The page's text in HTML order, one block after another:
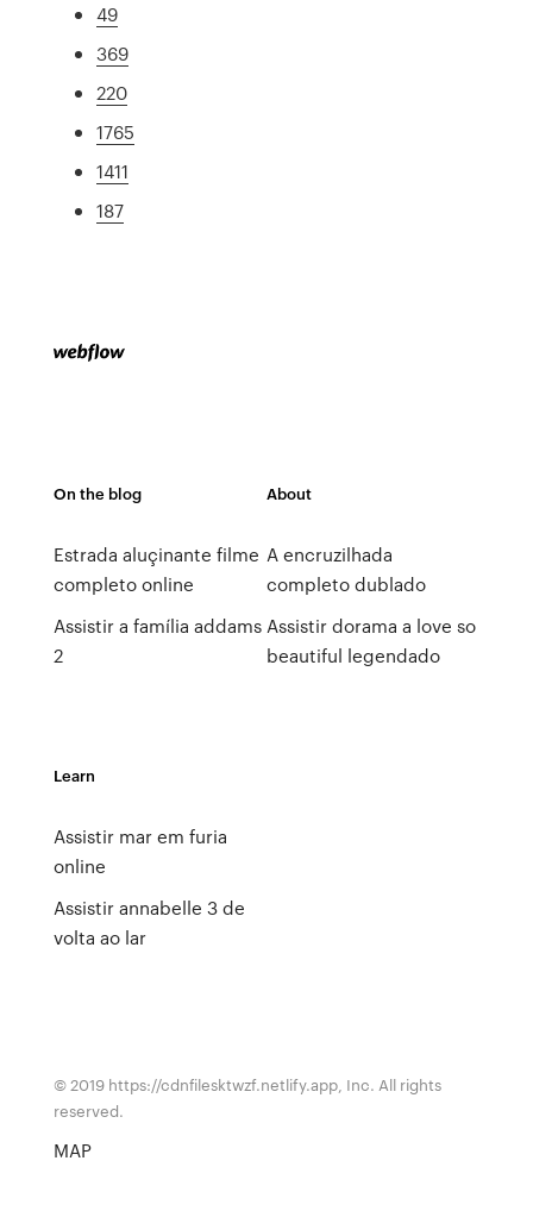
49
369
220
1765
1411
187
On the blog
Estrada aluçinante filme
completo online
Assistir a família addams
2
About
A encruzilhada
completo dublado
Assistir dorama a love so
beautiful legendado
Learn
Assistir mar em furia
online
Assistir annabelle 3 de
volta ao lar
© 2019 https://cdnfilesktwzf.netlify.app, Inc. All rights
reserved.
MAP